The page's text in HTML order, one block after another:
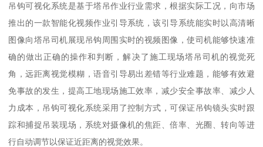
吊钩可视化系统是基于塔吊作业行业需求，根据实际工况，向市场
推出的一款智能化视频作业引导系统，该引导系统能实时以高清晰
图像向塔吊司机展现吊钩周围实时的视频图像，使司机能够快速准
确的做出正确的操作和判断，解决了施工现场塔吊司机的视觉死
角，远距离视觉模糊，语音引导易出差错等行业难题，能够有效避
免事故的发生，提高工地现场施工效率，减少安全事故率、减少人
力成本，吊钩可视化系统采用了控制方式，可保证吊钩镜头实时跟
踪和捕捉吊装现场，系统对摄像机的焦距、倍率、光圈、转向等进
行自动调节以保证近距离的视觉效果。